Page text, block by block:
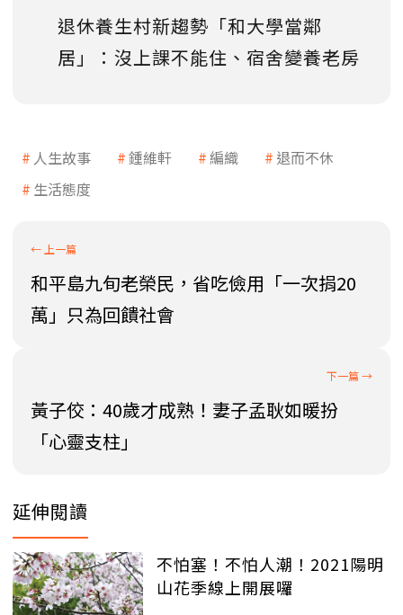
退休養生村新趨勢「和大學當鄰
居」：沒上課不能住、宿舍變養老房
人生故事 鍾維軒 編織
退而不休
生活態度
和平島九旬老榮民，省吃儉用「一次捐20
萬」只為回饋社會
黃子佼：40歲才成熟！妻子孟耿如暖扮
「心靈支柱」
延伸閱讀
不怕塞！不怕人潮！2021陽明
山花季線上開展囉